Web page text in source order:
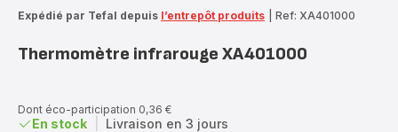
Expédié par Tefal depuis l’entrepôt produits Ref: XA401000
Thermomètre infrarouge XA401000
Dont éco-participation 0,36 €
En stock Livraison en 3 jours